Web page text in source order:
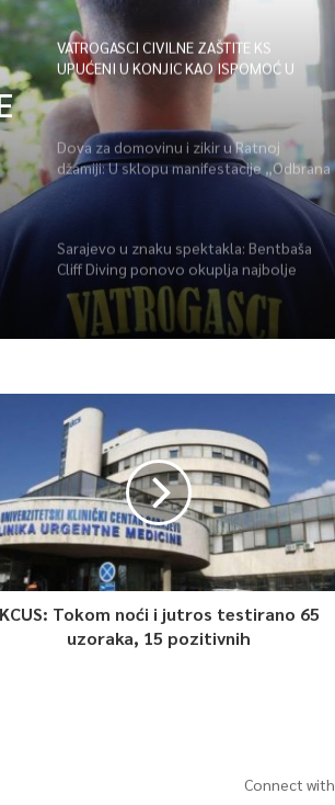
VATROGASCI CIVILNE ZAŠTITE KS
UPUĆENI U KONJIC KAO ISPOMOĆ U
GAŠENJU POŽARA
Dova za domovinu i zikir u Ratnoj
džamiji: U sklopu manifestacije „Odbrana
BiH – Igman 2026“ odana počast
Sarajevo u znaku spektakla: Bentbaša
Cliff Diving ponovo okuplja najbolje
skakače i vrhunsku zabavu
KCUS: Tokom noći i jutros testirano 65
uzoraka, 15 pozitivnih
Connect with